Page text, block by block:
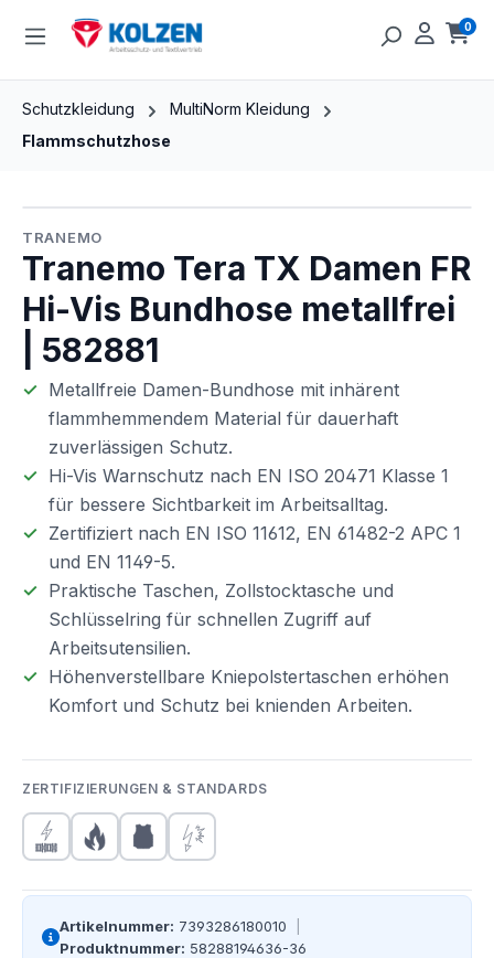
Zum Hauptinhalt springen 0
Schutzkleidung
MultiNorm Kleidung
Flammschutzhose
TRANEMO
Tranemo Tera TX Damen FR
Hi-Vis Bundhose metallfrei
| 582881
Metallfreie Damen-Bundhose mit inhärent
flammhemmendem Material für dauerhaft
zuverlässigen Schutz.
Hi-Vis Warnschutz nach EN ISO 20471 Klasse 1
für bessere Sichtbarkeit im Arbeitsalltag.
Zertifiziert nach EN ISO 11612, EN 61482-2 APC 1
und EN 1149-5.
Praktische Taschen, Zollstocktasche und
Schlüsselring für schnellen Zugriff auf
Arbeitsutensilien.
Höhenverstellbare Kniepolstertaschen erhöhen
Komfort und Schutz bei knienden Arbeiten.
ZERTIFIZIERUNGEN & STANDARDS
Artikelnummer: 7393286180010
Produktnummer: 58288194636-36